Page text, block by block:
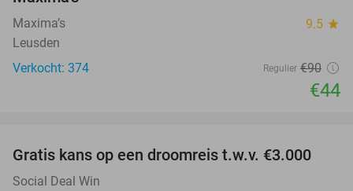
Maxima’s 9.5 star
Leusden
Verkocht: 374
Regulier €90
€44
Gratis kans op een droomreis t.w.v. €3.000
Social Deal Win